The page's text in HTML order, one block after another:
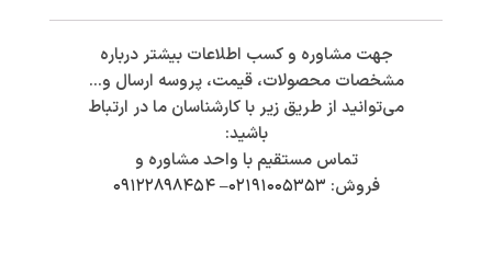
جهت مشاوره و کسب اطلاعات بیشتر درباره
مشخصات محصولات، قیمت، پروسه ارسال و…
می‌توانید از طریق زیر با کارشناسان ما در ارتباط
باشید:
تماس مستقیم با واحد مشاوره و
فروش: ۰۲۱۹۱۰۰۵۳۵۳–۰۹۱۲۲۸۹۸۴۵۴